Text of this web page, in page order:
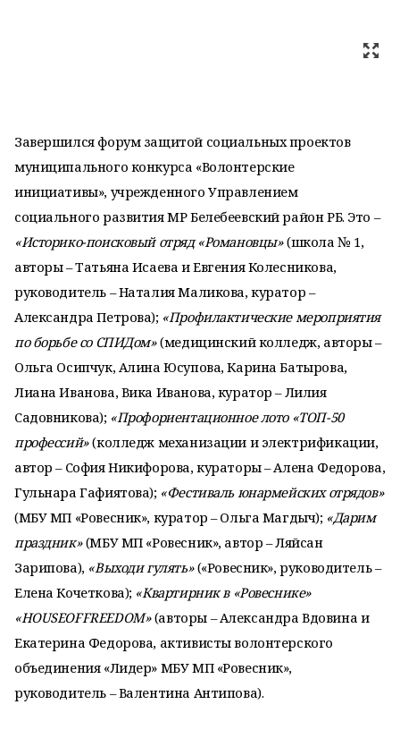
Завершился форум защитой социальных проектов
муниципального конкурса «Волонтерские
инициативы», учрежденного Управлением
социального развития МР Белебеевский район РБ. Это –
«Историко-поисковый отряд «Романовцы»(школа № 1,
авторы – Татьяна Исаева и Евгения Колесникова,
руководитель – Наталия Маликова, куратор –
Александра Петрова); «Профилактические мероприятия
по борьбе со СПИДом»(медицинский колледж, авторы –
Ольга Осипчук, Алина Юсупова, Карина Батырова,
Лиана Иванова, Вика Иванова, куратор – Лилия
Садовникова); «Профориентационное лото «ТОП-50
профессий»(колледж механизации и электрификации,
автор – София Никифорова, кураторы – Алена Федорова,
Гульнара Гафиятова); «Фестиваль юнармейских отрядов»
(МБУ МП «Ровесник», куратор – Ольга Магдыч); «Дарим
праздник»(МБУ МП «Ровесник», автор – Ляйсан
Зарипова), «Выходи гулять»(«Ровесник», руководитель –
Елена Кочеткова); «Квартирник в «Ровеснике»
«HOUSEOFFREEDOM»(авторы – Александра Вдовина и
Екатерина Федорова, активисты волонтерского
объединения «Лидер» МБУ МП «Ровесник»,
руководитель – Валентина Антипова).